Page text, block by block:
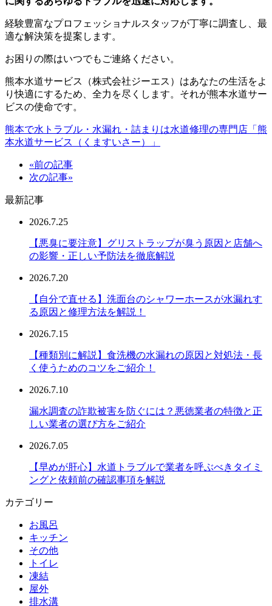
経験豊富なプロフェッショナルスタッフが丁寧に調査し、最
適な解決策を提案します。
お困りの際はいつでもご連絡ください。
熊本水道サービス（株式会社ジーエス）はあなたの生活をよ
り快適にするため、全力を尽くします。それが熊本水道サー
ビスの使命です。
熊本で水トラブル・水漏れ・詰まりは水道修理の専門店「熊
本水道サービス（くますいさー）」
«前の記事
次の記事»
最新記事
2026.7.25
【悪臭に要注意】グリストラップが臭う原因と店舗へ
の影響・正しい予防法を徹底解説
2026.7.20
【自分で直せる】洗面台のシャワーホースが水漏れす
る原因と修理方法を解説！
2026.7.15
【種類別に解説】食洗機の水漏れの原因と対処法・長
く使うためのコツをご紹介！
2026.7.10
漏水調査の詐欺被害を防ぐには？悪徳業者の特徴と正
しい業者の選び方をご紹介
2026.7.05
【早めが肝心】水道トラブルで業者を呼ぶべきタイミ
ングと依頼前の確認事項を解説
カテゴリー
お風呂
キッチン
その他
トイレ
凍結
屋外
排水溝